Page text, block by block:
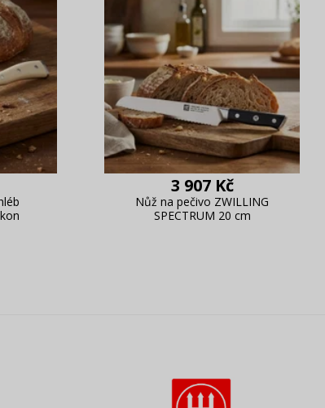
3 907 Kč
Nůž na pečivo ZWILLING
SPECTRUM 20 cm